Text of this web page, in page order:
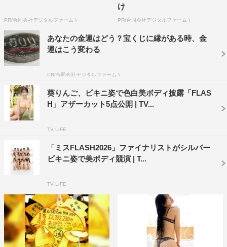
PR(合同会社デジタルファーム )
け
PR(合同会社デジタルファーム )
あなたの金運はどう？宝くじに縁がある時、金
運はこう変わる
PR(合同会社デジタルファーム )
葵りんご、ビキニ姿で色白美ボディ披露「FLAS
H」アザーカット5点公開 | TV...
TV LIFE
「ミスFLASH2026」ファイナリストがシルバー
ビキニ姿で美ボディ競演 | T...
TV LIFE